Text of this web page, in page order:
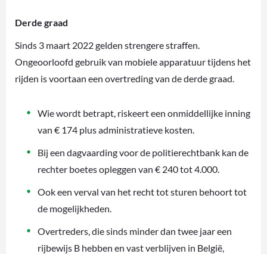
Derde graad
Sinds 3 maart 2022 gelden strengere straffen.
Ongeoorloofd gebruik van mobiele apparatuur tijdens het
rijden is voortaan een overtreding van de derde graad.
Wie wordt betrapt, riskeert een onmiddellijke inning
van € 174 plus administratieve kosten.
Bij een dagvaarding voor de politierechtbank kan de
rechter boetes opleggen van € 240 tot 4.000.
Ook een verval van het recht tot sturen behoort tot
de mogelijkheden.
Overtreders, die sinds minder dan twee jaar een
rijbewijs B hebben en vast verblijven in België,